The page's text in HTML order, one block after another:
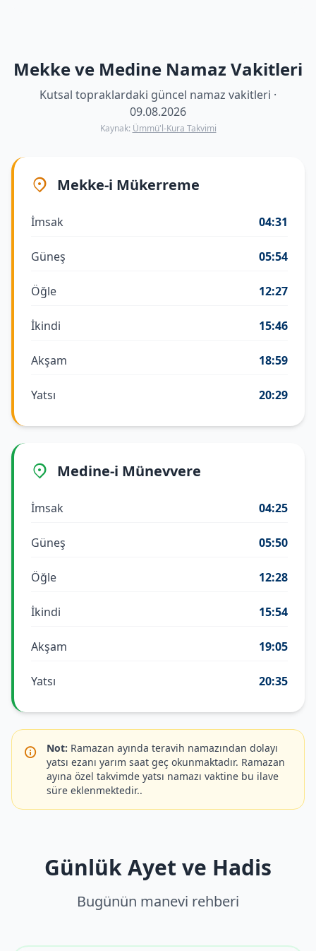
Mekke ve Medine Namaz Vakitleri
Kutsal topraklardaki güncel namaz vakitleri ·
09.08.2026
Kaynak: Ümmü'l-Kura Takvimi
Mekke-i Mükerreme
İmsak 04:31
Güneş 05:54
Öğle 12:27
İkindi 15:46
Akşam 18:59
Yatsı 20:29
Medine-i Münevvere
İmsak 04:25
Güneş 05:50
Öğle 12:28
İkindi 15:54
Akşam 19:05
Yatsı 20:35
Not: Ramazan ayında teravih namazından dolayı
yatsı ezanı yarım saat geç okunmaktadır. Ramazan
ayına özel takvimde yatsı namazı vaktine bu ilave
süre eklenmektedir..
Günlük Ayet ve Hadis
Bugünün manevi rehberi